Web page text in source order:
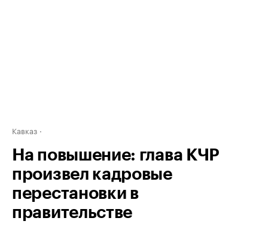
Кавказ
На повышение: глава КЧР
произвел кадровые
перестановки в
правительстве